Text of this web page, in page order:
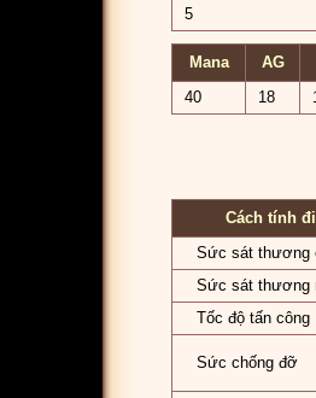
5
Mana
AG
40
18
Cách tính
Sức sát thương
Sức sát thương
Tốc độ tấn công
Sức chống đỡ